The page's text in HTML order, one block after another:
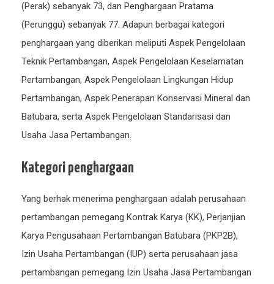
(Perak) sebanyak 73, dan Penghargaan Pratama
(Perunggu) sebanyak 77. Adapun berbagai kategori
penghargaan yang diberikan meliputi Aspek Pengelolaan
Teknik Pertambangan, Aspek Pengelolaan Keselamatan
Pertambangan, Aspek Pengelolaan Lingkungan Hidup
Pertambangan, Aspek Penerapan Konservasi Mineral dan
Batubara, serta Aspek Pengelolaan Standarisasi dan
Usaha Jasa Pertambangan.
Kategori penghargaan
Yang berhak menerima penghargaan adalah perusahaan
pertambangan pemegang Kontrak Karya (KK), Perjanjian
Karya Pengusahaan Pertambangan Batubara (PKP2B),
Izin Usaha Pertambangan (IUP) serta perusahaan jasa
pertambangan pemegang Izin Usaha Jasa Pertambangan